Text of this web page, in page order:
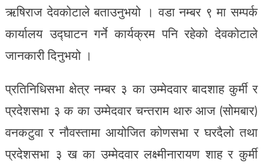
ऋषिराज देवकोटाले बताउनुभयो । वडा नम्बर ९ मा सम्पर्क
कार्यालय उद्घाटन गर्ने कार्यक्रम पनि रहेको देवकोटाले
जानकारी दिनुभयो ।
प्रतिनिधिसभा क्षेत्र नम्बर ३ का उम्मेदवार बादशाह कुर्मी र
प्रदेशसभा ३ क का उम्मेदवार चन्तराम थारु आज (सोमबार)
वनकटुवा र नौवस्तामा आयोजित कोणसभा र घरदैलो तथा
प्रदेशसभा ३ ख का उम्मेदवार लक्ष्मीनारायण शाह र कुर्मी